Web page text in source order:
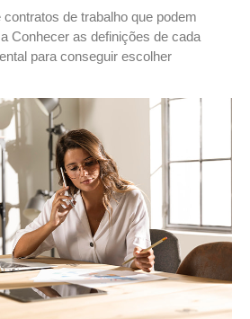
de trabalho que podem
Conhecer as definições de cada
para conseguir escolher